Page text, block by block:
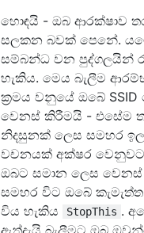
හොඳයි - ඔබ ආරක්ෂාව
සලකන බවක් පෙනේ.
සම්බන්ධ වන පුද්ගලයින්
හැකිය. මෙය බැලීම
ක්‍රමය වනුයේ ඔබේ
වෙනස් කිරීමයි - එසේම
නිදසුනක් ලෙස සමහර
වචනයක් අක්ෂර වෙනුවට
ඔබට සමාන ලෙස
සමහර විට ඔබේ කැමැත්ත
විය හැකිය
StopThis .
ඇත්දැයි බැලීමට ඔබ